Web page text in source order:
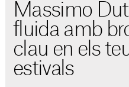
Massimo
fluida amb
clau en els
estivals